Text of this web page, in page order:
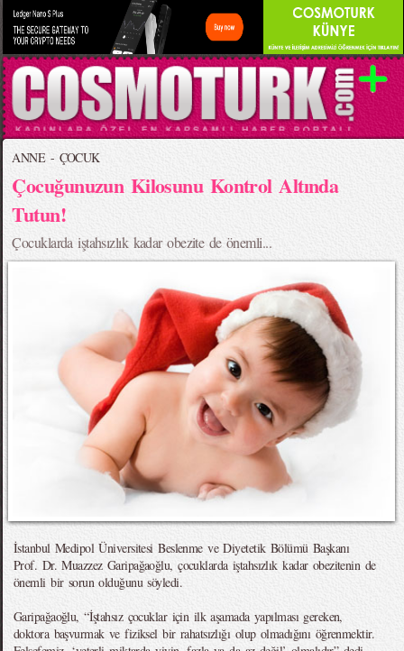
ANNE - ÇOCUK
Çocuğunuzun Kilosunu Kontrol Altında
Tutun!
Çocuklarda iştahsızlık kadar obezite de önemli...
İstanbul Medipol Üniversitesi Beslenme ve Diyetetik Bölümü Başkanı
Prof. Dr. Muazzez Garipağaoğlu, çocuklarda iştahsızlık kadar obezitenin de
önemli bir sorun olduğunu söyledi.
Garipağaoğlu, “İştahsız çocuklar için ilk aşamada yapılması gereken,
doktora başvurmak ve fiziksel bir rahatsızlığı olup olmadığını öğrenmektir.